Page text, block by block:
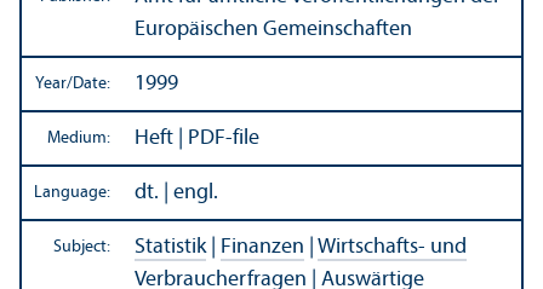
Europäischen Gemeinschaften
Year/Date: 1999
Medium: Heft | PDF-file
Language: dt. | engl.
Subject: Statistik| Finanzen
Wirtschafts- und
Verbraucherfragen
Auswärtige